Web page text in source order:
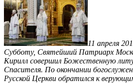
11 апреля
Субботу, Святейший Патриарх
Кирилл совершил Божественную
Спасителя. По окончании
Русской Церкви обратился к